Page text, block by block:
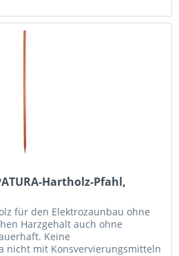
Hartholz-Pfahl,
für den Elektrozaunbau ohne
Harzgehalt auch ohne
Keine
nicht mit Konsvervierungsmitteln